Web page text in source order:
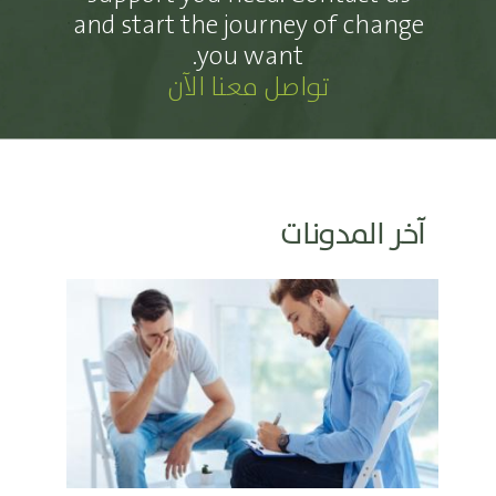
and start the journey of change
you want.
تواصل معنا الآن
آخر المدونات